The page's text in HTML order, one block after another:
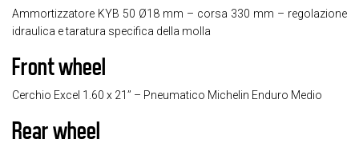
Ammortizzatore KYB 50 Ø18 mm – corsa 330 mm – regolazione
idraulica e taratura specifica della molla
Front wheel
Cerchio Excel 1.60 x 21’’ – Pneumatico Michelin Enduro Medio
Rear wheel